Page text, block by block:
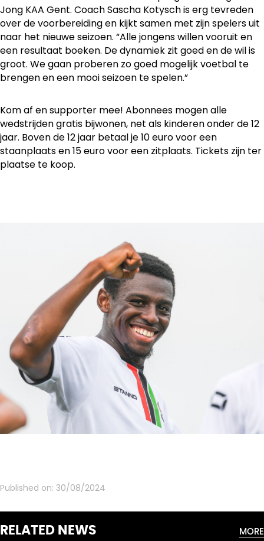
Jong KAA Gent. Coach Sascha Kotysch is erg tevreden
over de voorbereiding en kijkt samen met zijn spelers uit
naar het nieuwe seizoen. “Alle jongens willen vooruit en
een resultaat boeken. De dynamiek zit goed en de wil is
groot. We gaan proberen zo goed mogelijk voetbal te
brengen en een mooi seizoen te spelen.”
Kom af en supporter mee! Abonnees mogen alle
wedstrijden gratis bijwonen, net als kinderen onder de 12
jaar. Boven de 12 jaar betaal je 10 euro voor een
staanplaats en 15 euro voor een zitplaats. Tickets zijn ter
plaatse te koop.
Published on: 30/08/2024
RELATED NEWS MORE